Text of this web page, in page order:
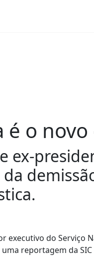
o
ex-
do Serviço
reportagem da